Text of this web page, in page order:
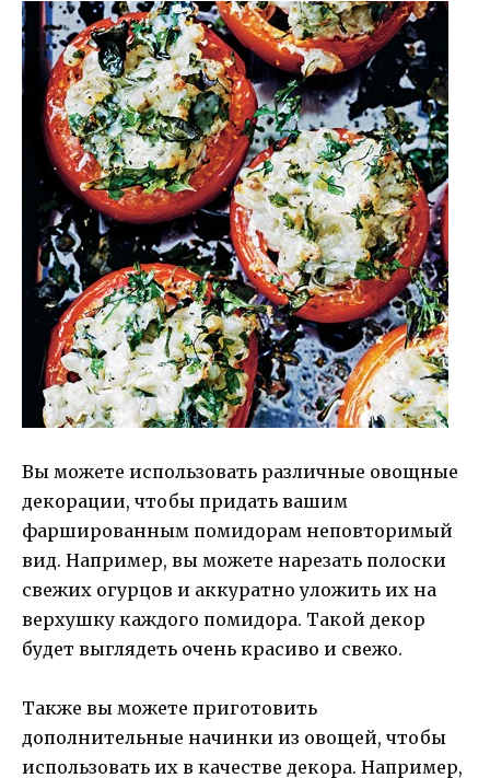
Вы можете использовать различные овощные
декорации, чтобы придать вашим
фаршированным помидорам неповторимый
вид. Например, вы можете нарезать полоски
свежих огурцов и аккуратно уложить их на
верхушку каждого помидора. Такой декор
будет выглядеть очень красиво и свежо.
Также вы можете приготовить
дополнительные начинки из овощей, чтобы
использовать их в качестве декора. Например,